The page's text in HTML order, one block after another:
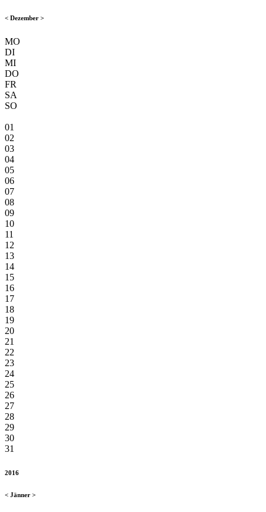
< Dezember >
MO
DI
MI
DO
FR
SA
SO
01
02
03
04
05
06
07
08
09
10
11
12
13
14
15
16
17
18
19
20
21
22
23
24
25
26
27
28
29
30
31
2016
< Jänner >